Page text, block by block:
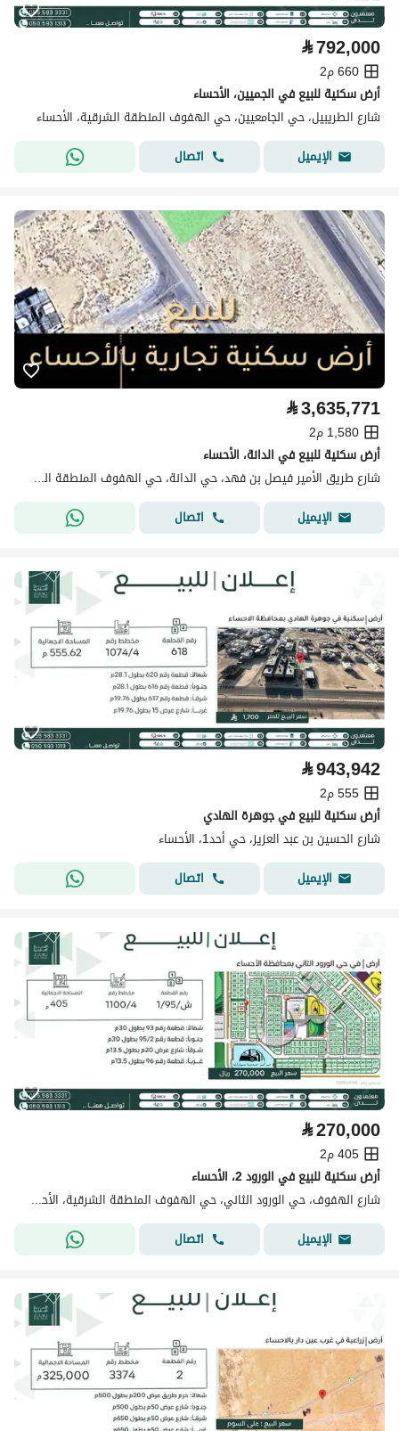
⃁792,000
660 م2
أرض سكنية للبيع في الجميين، الأحساء
شارع الطريبيل، حي الجامعيين، حي الهفوف المنطقة الشرقية، الأحساء
الإيميل
اتصال
⃁3,635,771
1,580 م2
أرض سكنية للبيع في الدانة، الأحساء
شارع طريق الأمير فيصل بن فهد، حي الدانة، حي الهفوف المنطقة الشرقية، الأحساء
الإيميل
اتصال
⃁943,942
555 م2
أرض سكنية للبيع في جوهرة الهادي
شارع الحسين بن عبد العزيز، حي أحد1، الأحساء
الإيميل
اتصال
⃁270,000
405 م2
أرض سكنية للبيع في الورود 2، الأحساء
شارع الهفوف، حي الورود الثاني، حي الهفوف المنطقة الشرقية، الأحساء
الإيميل
اتصال